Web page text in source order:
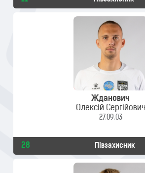
Жданович
Олексій Сергійович
27.09.03
28 Півзахисник